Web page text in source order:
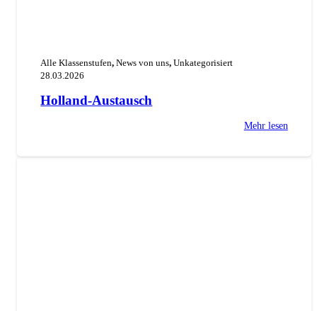
Alle Klassenstufen,News von uns,Unkategorisiert
28.03.2026
Holland-Austausch
Mehr lesen